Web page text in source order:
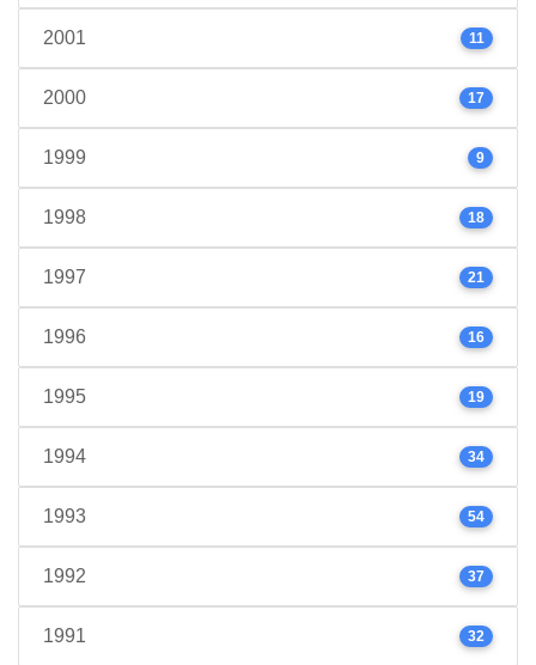
2001 11
2000 17
1999 9
1998 18
1997 21
1996 16
1995 19
1994 34
1993 54
1992 37
1991 32